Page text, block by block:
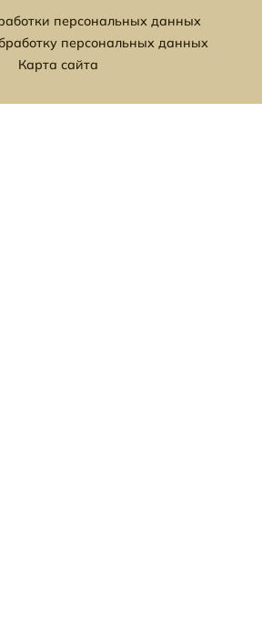
персональных данных
персональных данных
Карта сайта